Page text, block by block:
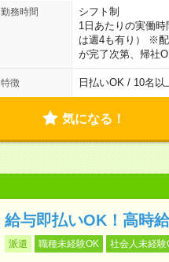
勤務時間
シフト制
1日あたりの実働
は週4も有り） ※
が完了次第、帰社
特徴 日払いOK / 10名以
気になる！
給与即払いOK！高時
派遣 職種未経験OK 社会人未経験